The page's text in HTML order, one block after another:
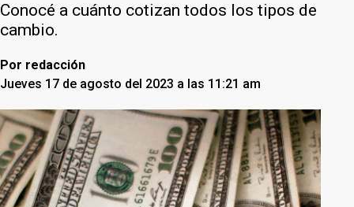
Conocé a cuánto cotizan todos los tipos de
cambio.
Por redacción
Jueves 17 de agosto del 2023 a las 11:21 am